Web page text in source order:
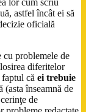
astfel încât ei să
oficială
cu problemele de
diferitelor
că ei trebuie
(asta înseamnă de
de